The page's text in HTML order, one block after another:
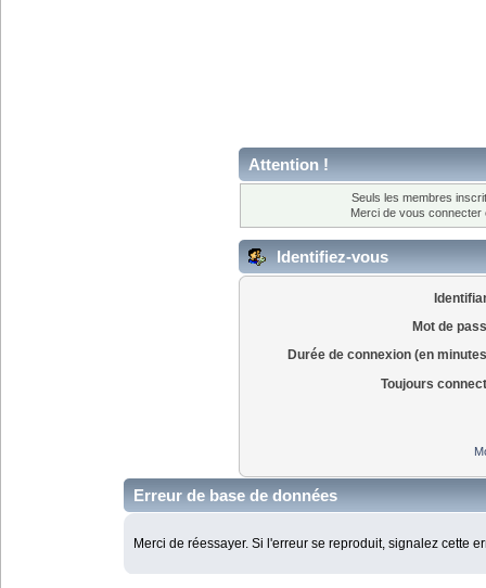
Attention !
Seuls les membres
Merci de vous
Identifiez-vous
Mot de
Durée de connexion (en
Toujours
Erreur de base de données
Merci de réessayer. Si l'erreur se reproduit, signalez cette